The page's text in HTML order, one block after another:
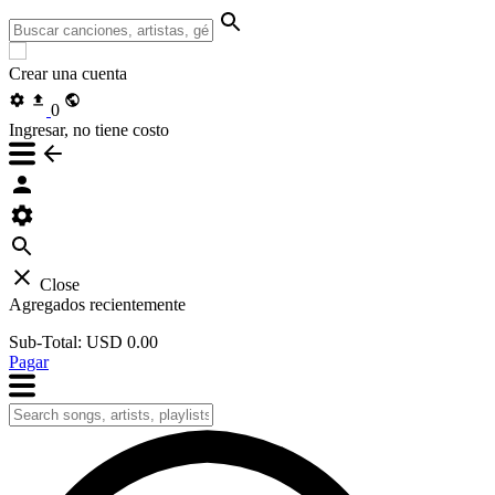
Crear una cuenta
0
Ingresar, no tiene costo
Close
Agregados recientemente
Sub-Total: USD 0.00
Pagar